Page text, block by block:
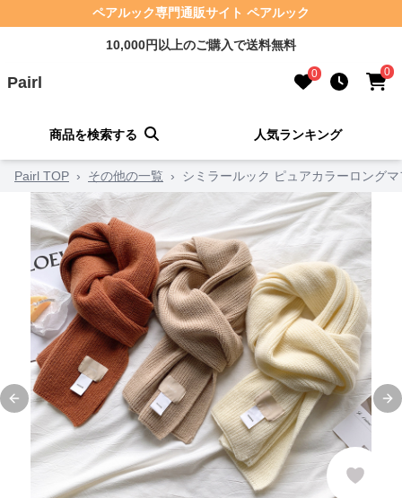
ペアルック専門通販サイト ペアルック
10,000円以上のご購入で送料無料
Pairl 0 0
商品を検索する 人気ランキング
Pairl TOP › その他の一覧 › シミラールック ピュアカラーロング
Previous slide